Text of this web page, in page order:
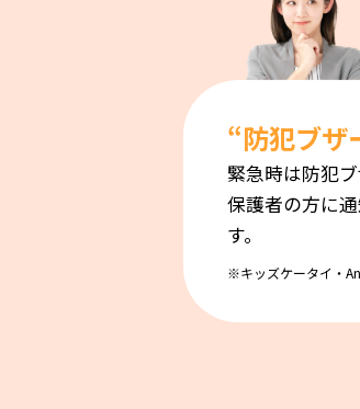
“防犯ブザ
緊急時は防犯
保護者の方に
す。
※キッズケータイ・